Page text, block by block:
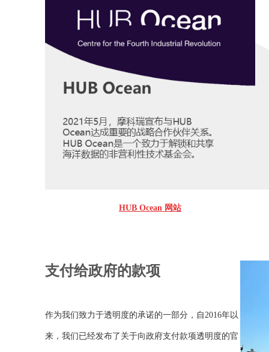
HUB Ocean 网站
支付给政府的款项
作为我们致力于透明度的承诺的一部分，自2016年以
来，我们已经发布了关于向政府支付款项透明度的官